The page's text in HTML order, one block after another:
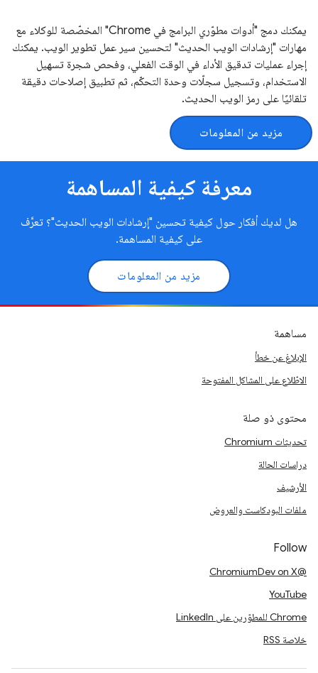
يمكنك دمج "أدوات مطوّري البرامج في Chrome" المخصّصة للوكلاء مع
مهارات "إرشادات الويب الحديث" لتحسين سير عمل تطوير الويب. يمكنك
إجراء عمليات تدقيق الأداء في الوقت الفعلي، وفحص شجرة تسهيل
الاستخدام، وتسجيل سجلّات وحدة التحكّم، ثم تطبيق إصلاحات دقيقة
تلقائيًا على رمز الويب الحديث.
مزيد من المعلومات
معرفة كيفية المساهمة
هل لديك أفكار حول كيفية تحسين "إرشادات الويب الحديث"؟ تعرَّف
على كيفية المساهمة.
مزيد من المعلومات
مساهمة
الإبلاغ عن خطأ
الاطّلاع على المشاكل المفتوحة
محتوى ذو صلة
تحديثات Chromium
دراسات الحالة
الأرشيف
ملفات البودكاست والعروض
Follow
@ChromiumDev on X
YouTube
Chrome للمطوّرين على LinkedIn
خلاصة RSS